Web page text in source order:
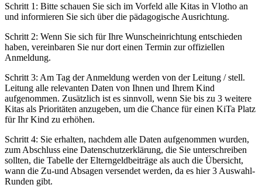
Schritt 1: Bitte schauen Sie sich im Vorfeld alle Kitas in Vlotho an
und informieren Sie sich über die pädagogische Ausrichtung.
Schritt 2: Wenn Sie sich für Ihre Wunscheinrichtung entschieden
haben, vereinbaren Sie nur dort einen Termin zur offiziellen
Anmeldung.
Schritt 3: Am Tag der Anmeldung werden von der Leitung / stell.
Leitung alle relevanten Daten von Ihnen und Ihrem Kind
aufgenommen. Zusätzlich ist es sinnvoll, wenn Sie bis zu 3 weitere
Kitas als Prioritäten anzugeben, um die Chance für einen KiTa Platz
für Ihr Kind zu erhöhen.
Schritt 4: Sie erhalten, nachdem alle Daten aufgenommen wurden,
zum Abschluss eine Datenschutzerklärung, die Sie unterschreiben
sollten, die Tabelle der Elterngeldbeiträge als auch die Übersicht,
wann die Zu-und Absagen versendet werden, da es hier 3 Auswahl-
Runden gibt.